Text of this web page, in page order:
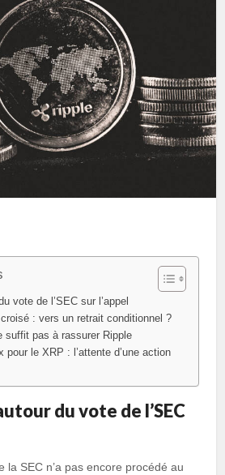
vote de l’SEC sur l’appel
: vers un retrait conditionnel ?
suffit pas à rassurer Ripple
pour le XRP : l’attente d’une action
du vote de l’SEC
la SEC n’a pas encore procédé au